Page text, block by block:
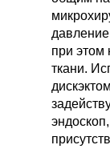
при этом
ткани.